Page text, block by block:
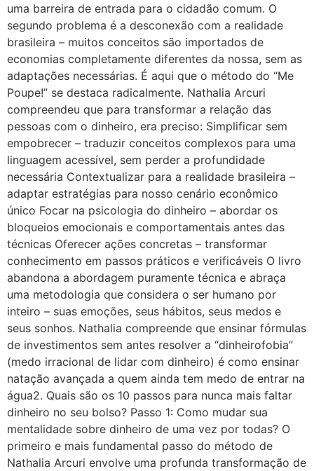
uma barreira de entrada para o cidadão comum. O
segundo problema é a desconexão com a realidade
brasileira – muitos conceitos são importados de
economias completamente diferentes da nossa, sem as
adaptações necessárias. É aqui que o método do “Me
Poupe!” se destaca radicalmente. Nathalia Arcuri
compreendeu que para transformar a relação das
pessoas com o dinheiro, era preciso: Simplificar sem
empobrecer – traduzir conceitos complexos para uma
linguagem acessível, sem perder a profundidade
necessária Contextualizar para a realidade brasileira –
adaptar estratégias para nosso cenário econômico
único Focar na psicologia do dinheiro – abordar os
bloqueios emocionais e comportamentais antes das
técnicas Oferecer ações concretas – transformar
conhecimento em passos práticos e verificáveis O livro
abandona a abordagem puramente técnica e abraça
uma metodologia que considera o ser humano por
inteiro – suas emoções, seus hábitos, seus medos e
seus sonhos. Nathalia compreende que ensinar fórmulas
de investimentos sem antes resolver a “dinheirofobia”
(medo irracional de lidar com dinheiro) é como ensinar
natação avançada a quem ainda tem medo de entrar na
água2. Quais são os 10 passos para nunca mais faltar
dinheiro no seu bolso? Passo 1: Como mudar sua
mentalidade sobre dinheiro de uma vez por todas? O
primeiro e mais fundamental passo do método de
Nathalia Arcuri envolve uma profunda transformação de